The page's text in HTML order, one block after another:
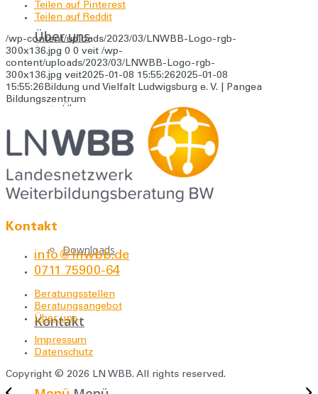
Über uns
Über uns
Für Bildungseinrichtungen
Downloads
Kontakt
Teilen auf Pinterest
Teilen auf Reddit
/wp-content/uploads/2023/03/LNWBB-Logo-rgb-
300x136.jpg 0 0 veit /wp-
content/uploads/2023/03/LNWBB-Logo-rgb-
300x136.jpg veit2025-01-08 15:55:262025-01-08
15:55:26Bildung und Vielfalt Ludwigsburg e. V. | Pangea
Bildungszentrum
Kontakt
info@lnwbb.de
0711 75900-64
Beratungsstellen
Beratungsangebot
Über uns
Impressum
Datenschutz
Copyright © 2026 LN WBB. All rights reserved.